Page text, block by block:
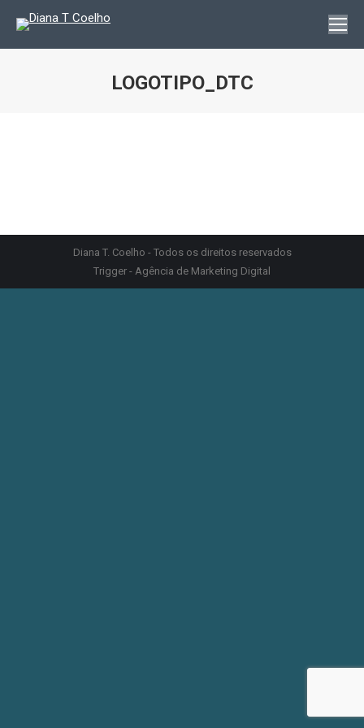
LOGOTIPO_DTC
Diana T. Coelho - Todos os direitos reservados
Trigger - Agência de Marketing Digital